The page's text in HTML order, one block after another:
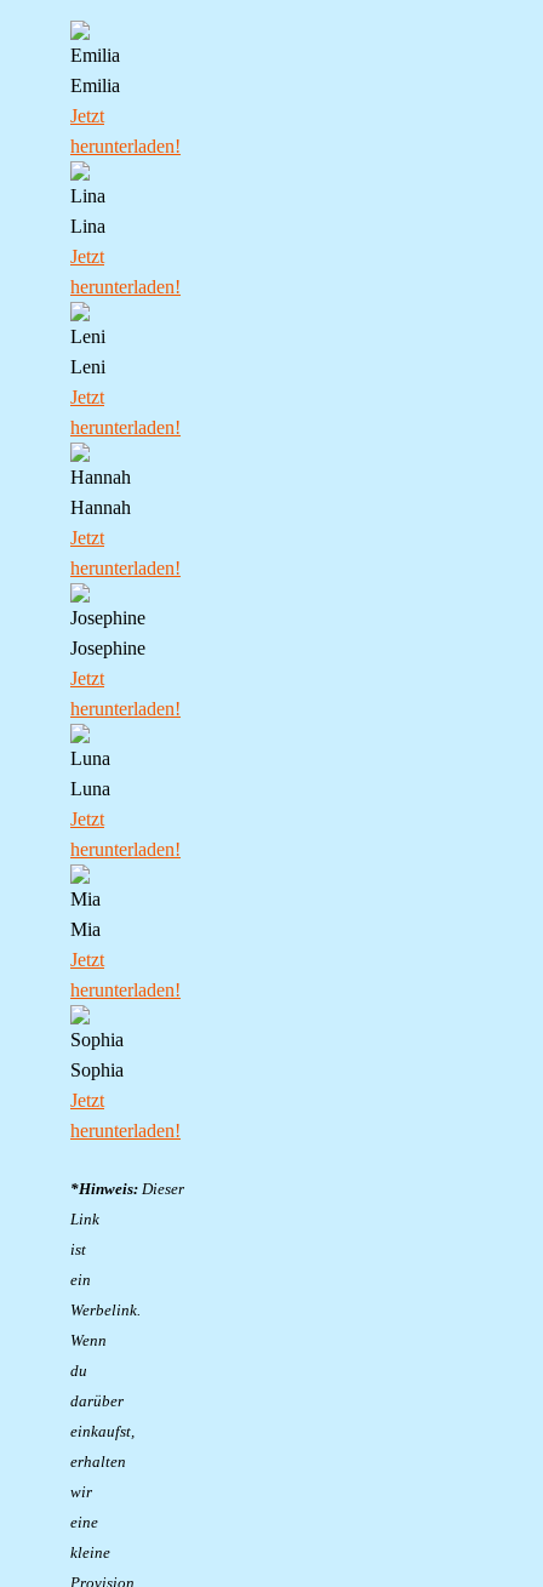
Emilia
Jetzt
herunterladen!
Lina
Jetzt
herunterladen!
Leni
Jetzt
herunterladen!
Hannah
Jetzt
herunterladen!
Josephine
Jetzt
herunterladen!
Luna
Jetzt
herunterladen!
Mia
Jetzt
herunterladen!
Sophia
Jetzt
herunterladen!
*Hinweis: Dieser
Link
ist
ein
Werbelink.
Wenn
du
darüber
einkaufst,
erhalten
wir
eine
kleine
Provision